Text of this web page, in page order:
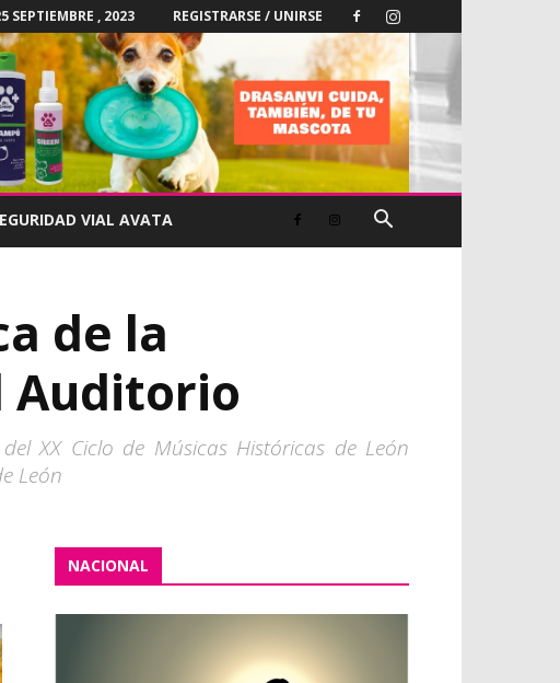
SEPTIEMBRE , 2023 REGISTRARSE / UNIRSE
VIAL AVATA
de la
Auditorio
XX Ciclo de Músicas Históricas de León
León
NACIONAL